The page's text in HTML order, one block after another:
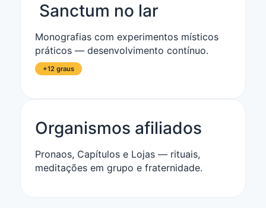
️ Sanctum no lar
Monografias com experimentos místicos
práticos — desenvolvimento contínuo.
+12 graus
Organismos afiliados
Pronaos, Capítulos e Lojas — rituais,
meditações em grupo e fraternidade.